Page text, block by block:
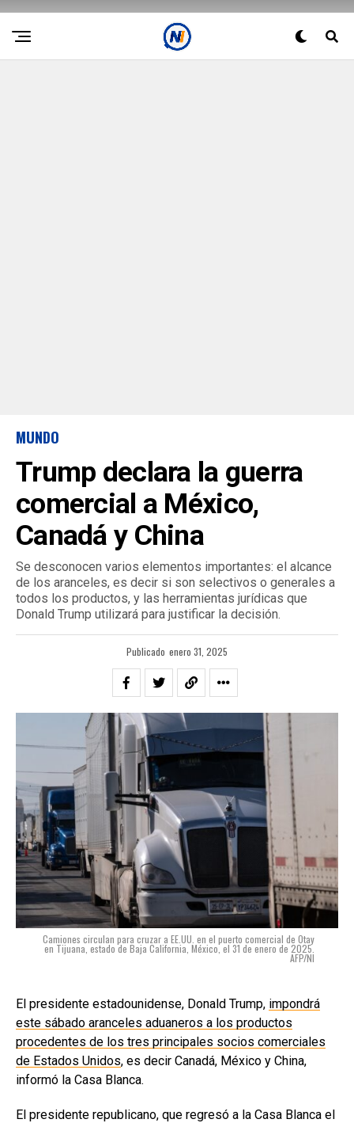
MUNDO
Trump declara la guerra
comercial a México,
Canadá y China
Se desconocen varios elementos importantes: el alcance
de los aranceles, es decir si son selectivos o generales a
todos los productos, y las herramientas jurídicas que
Donald Trump utilizará para justificar la decisión.
Publicado enero 31, 2025
Camiones circulan para cruzar a EE.UU. en el puerto comercial de Otay
en Tijuana, estado de Baja California, México, el 31 de enero de 2025.
AFP/NI
El presidente estadounidense, Donald Trump, impondrá
este sábado aranceles aduaneros a los productos
procedentes de los tres principales socios comerciales
de Estados Unidos, es decir Canadá, México y China,
informó la Casa Blanca.
El presidente republicano, que regresó a la Casa Blanca el